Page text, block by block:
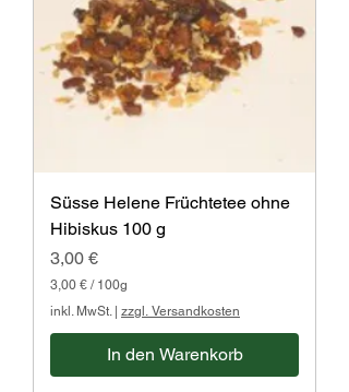
Süsse Helene Früchtetee ohne
Hibiskus 100 g
Preis
3,00 €
3,00 € / 100g
,
0
inkl. MwSt. | zzgl. Versandkosten
In den Warenkorb